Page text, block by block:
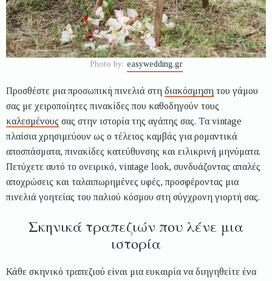
Photo by: easywedding.gr
Προσθέστε μια προσωπική πινελιά στη διακόσμηση του γάμου
σας με χειροποίητες πινακίδες που καθοδηγούν τους
καλεσμένους σας στην ιστορία της αγάπης σας. Τα vintage
πλαίσια χρησιμεύουν ως ο τέλειος καμβάς για ρομαντικά
αποσπάσματα, πινακίδες κατεύθυνσης και ειλικρινή μηνύματα.
Πετύχετε αυτό το ονειρικό, vintage look, συνδυάζοντας απαλές
αποχρώσεις και ταλαιπωρημένες υφές, προσφέροντας μια
πινελιά γοητείας του παλιού κόσμου στη σύγχρονη γιορτή σας.
Σκηνικά τραπεζιών που λένε μια
ιστορία
Κάθε σκηνικό τραπεζιού είναι μια ευκαιρία να διηγηθείτε ένα